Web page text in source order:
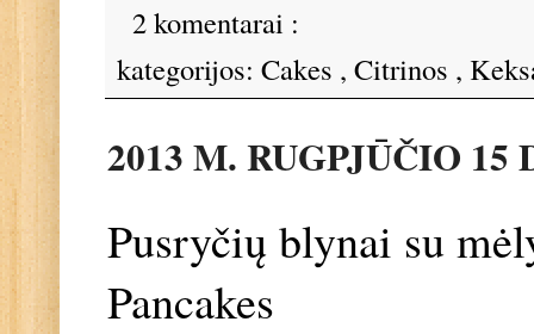
2 komentarai :
kategorijos: Cakes , Citrinos ,
2013 M. RUGPJŪČIO
Pusryčių blynai su
Pancakes